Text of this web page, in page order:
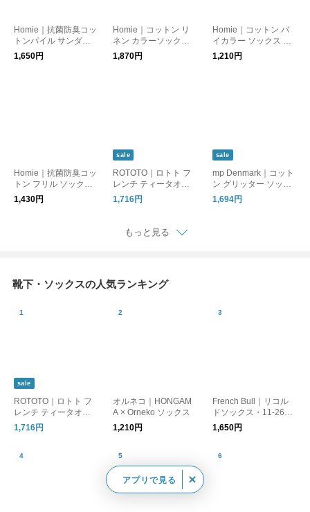
Homie｜抗菌防臭コッ
トンパイル サンダル
ソックス 靴下 h-075
1,650円
Homie｜コットン リ
ネン カラーソックス
靴下 h-086-nk
1,870円
Homie｜コットン バ
イカラー ソックス 靴
下 h-020-ms ギフト 贈
り物
1,210円
Homie｜抗菌防臭コッ
トン フリル ソックス
靴下 h-098
1,430円
sale
ROTOTO｜ロトト フ
レンチ ティータオル
パターン ソックス 靴
下 FRENCH TEATOW
r1652
1,716円
sale
mp Denmark｜コット
ン グリッター ソック
ス 靴下 Julia glitter so
cks 59542
1,694円
もっと見る
靴下・ソックスの人気ランキング
sale
ROTOTO｜ロトト フ
レンチ ティータオル
パターン ソックス 靴
下 FRENCH TEATOW
r1652
1,716円
オルネコ｜HONGAM
A × Orneko ソックス
1,210円
French Bull｜リコル
ドソックス・11-2625
9
1,650円
アプリで見る